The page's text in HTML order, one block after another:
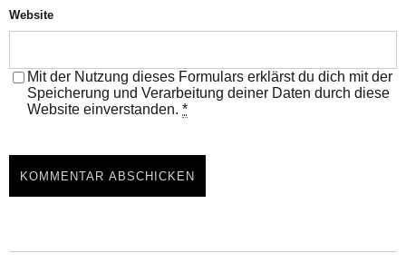
Website
Mit der Nutzung dieses Formulars erklärst du dich mit der
Speicherung und Verarbeitung deiner Daten durch diese
Website einverstanden. *